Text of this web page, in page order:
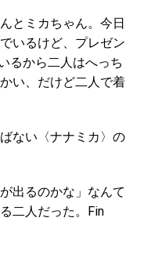
とミカちゃん。今日
いるけど、プレゼン
るから二人はへっち
い、だけど二人で着
ない〈ナナミカ〉の
出るのかな」なんて
二人だった。Fin